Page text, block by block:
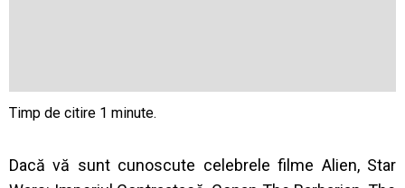
Dacă vă sunt cunoscute celebrele filme Alien, Star